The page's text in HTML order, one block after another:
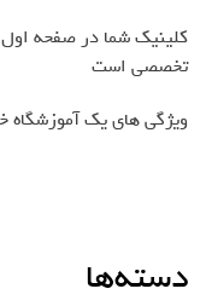
کلینیک شما در صفحه
تخصصی است
ویژگی های یک آموزشگاه
دسته‌ها